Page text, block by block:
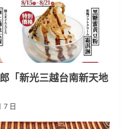
「新光三越台南新天地
7 日